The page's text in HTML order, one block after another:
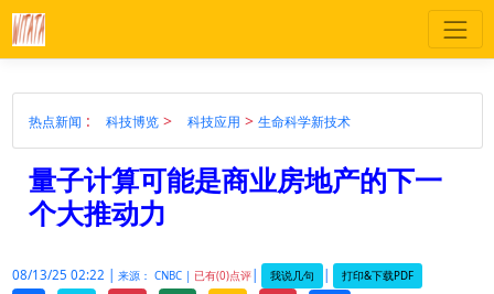
热点新闻 : 科技博览> 科技应用 > 生命科学新技术
量子计算可能是商业房地产的下一
个大推动力
08/13/25 02:22 | 来源： CNBC | 已有(0)点评| 我说几句 | 打印&下载PDF